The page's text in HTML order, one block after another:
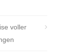
voller